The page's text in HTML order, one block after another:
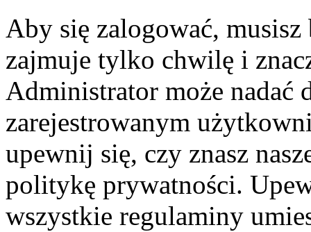
Aby się zalogować,
zajmuje tylko chwilę i
Administrator może nadać
zarejestrowanym
upewnij się, czy znasz
politykę prywatności.
wszystkie regulaminy